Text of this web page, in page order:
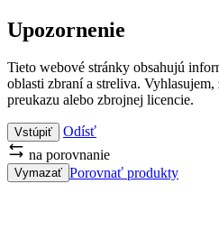
Upozornenie
Tieto webové stránky obsahujú
oblasti zbraní a streliva.
preukazu alebo zbrojnej licencie.
Vstúpiť
Odísť
na porovnanie
Vymazať Porovnať produkty